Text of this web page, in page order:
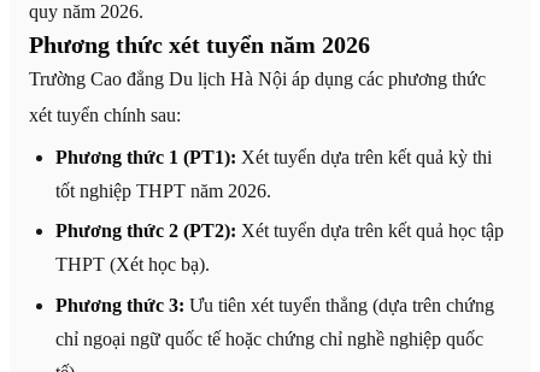
quy năm 2026.
Phương thức xét tuyển năm 2026
Trường Cao đẳng Du lịch Hà Nội áp dụng các phương thức
xét tuyển chính sau:
Phương thức 1 (PT1): Xét tuyển dựa trên kết quả kỳ thi
tốt nghiệp THPT năm 2026.
Phương thức 2 (PT2): Xét tuyển dựa trên kết quả học tập
THPT (Xét học bạ).
Phương thức 3: Ưu tiên xét tuyển thẳng (dựa trên chứng
chỉ ngoại ngữ quốc tế hoặc chứng chỉ nghề nghiệp quốc